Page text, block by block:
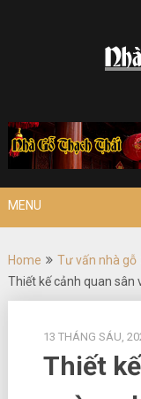
MENU
Home
Tư vấn nhà gỗ
Thiết kế cảnh quan
13 THÁNG SÁU,
Thiết